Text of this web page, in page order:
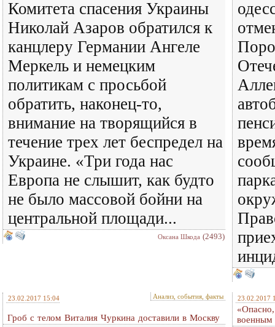
Комитета спасения Украины
Николай Азаров обратился к
канцлеру Германии Ангеле
Меркель и немецким
политикам с просьбой
обратить, наконец-то,
внимание на творящийся в
течение трех лет беспредел на
Украине. «Три года нас
Европа не слышит, как будто
не было массовой бойни на
центральной площади...
Оксана Шкода (2493)
23.02.2017 15:04 Анализ, события, факты
Гроб с телом Виталия Чуркина доставили в Москву
23.02.2017
военным